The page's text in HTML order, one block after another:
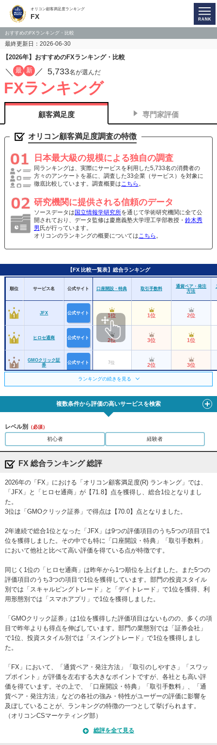
オリコン顧客満足度ランキング
FX
おすすめのFXランキング・比較
最終更新日：2026-06-30
【2026年】おすすめのFXランキング・比較
／ 最 新 ／ 5,733名が選んだ
FXランキング
顧客満足度 専門家評価
オリコン顧客満足度調査の特徴
日本最大級の規模による独自の調査
同ランキングは、実際にサービスを利用した5,733名の消費者の
方々のアンケートを基に、調査した33企業（サービス）を対象に
徹底比較しています。調査概要はこちら 。
研究機関に提供される信頼のデータ
ソースデータは国立情報学研究所を通じて学術研究機関に全て公
開されており、データ監修は慶應義塾大学理工学部教授・ 鈴木秀
男氏が行っています。
オリコンのランキングの概要については こちら 。
【FX 比較一覧表】総合ランキング
順位 サービス名 公式サイト 口座開設・特典 取引手数料
通貨ペア・発注
方法
JFX 公式サイト 1位 1位 2位
ヒロセ通商 公式サイト 2位 3位 1位
GMOクリック証
券
公式サイト 7位 2位 3位
公式サイト 6位 10位 5位
SBI FXトレード 公式サイト 8位 4位 4位
楽天銀行 ー
外為どっとコム 公式サイト
GMO外貨 公式サイト 10位 8位 10位
DMM.com証券 公式サイト 5位 4位
トレイダーズ証券 公式サイト ー 6位 6位
松井証券 ー ー ー
楽天証券 ー ー ー
マネックス証券 ー ー ー
大和証券 ー ー ー
ランキングの続きを見る
複数条件から評価の高いサービスを検索
レベル別 （必須）
初心者 経験者
FX 総合ランキング 総評
2026年の「FX」における「オリコン顧客満足度(R) ランキング」では、
「JFX」と「ヒロセ通商」が【71.8】点を獲得し、総合1位となりまし
た。
3位は「GMOクリック証券」で得点は【70.0】点となりました。
2年連続で総合1位となった「JFX」は9つの評価項目のうち5つの項目で1
位を獲得しました。その中でも特に「口座開設・特典」「取引手数料」
において他社と比べて高い評価を得ている点が特徴です。
同じく1位の「ヒロセ通商」は昨年から1つ順位を上げました。また5つの
評価項目のうち3つの項目で1位を獲得しています。部門の投資スタイル
別では「スキャルピングトレード」と「デイトレード」で1位を獲得、利
用形態別では「スマホアプリ」で1位を獲得しました。
「GMOクリック証券」は1位を獲得した評価項目はないものの、多くの項
目で昨年よりも得点を伸ばしています。部門の業態別では「証券会社」
で1位、投資スタイル別では「スイングトレード」で1位を獲得しまし
た。
「FX」において、「通貨ペア・発注方法」「取引のしやすさ」「スワッ
プポイント」が評価を左右する大きなポイントですが、各社とも高い評
価を得ています。その上で、「口座開設・特典」「取引手数料」、「通
貨ペア・発注方法」などの各社の強み・特性がユーザーの評価に影響を
及ぼしていることが、ランキングの特徴の一つとして挙げられます。
（オリコンCSマーケティング部）
総評を全て見る